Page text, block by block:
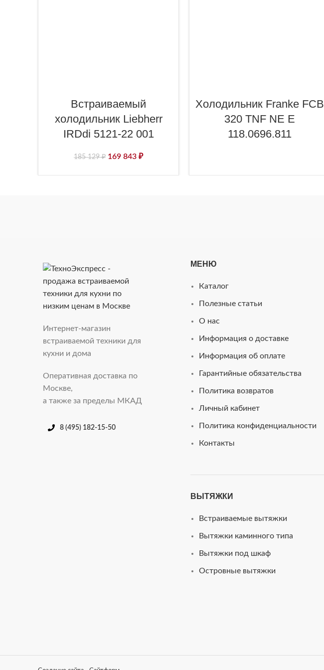
Встраиваемый
холодильник Liebherr
IRDdi 5121-22 001
185 129₽ 169 843 ₽
Холодильник Franke FCB
320 TNF NE E
118.0696.811
Интернет-магазин
встраиваемой техники для
кухни и дома
Оперативная доставка по
Москве,
а также за пределы МКАД
8 (495) 182-15-50
МЕНЮ
Каталог
Полезные статьи
О нас
Информация о доставке
Информация об оплате
Гарантийные обязательства
Политика возвратов
Личный кабинет
Политика конфиденциальности
Контакты
ВЫТЯЖКИ
Встраиваемые вытяжки
Вытяжки каминного типа
Вытяжки под шкаф
Островные вытяжки